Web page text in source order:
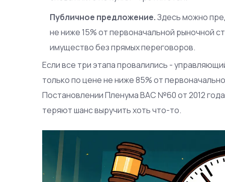
Публичное предложение.Здесь можно
не ниже 15% от первоначальной рыночной
имущество без прямых переговоров.
Если все три этапа провалились -
только по цене не ниже 85% от
Постановлении Пленума ВАС №60 от 2012
теряют шанс выручить хоть что-то.